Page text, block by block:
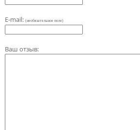
E-mail: (необязательное поле)
Ваш отзыв: